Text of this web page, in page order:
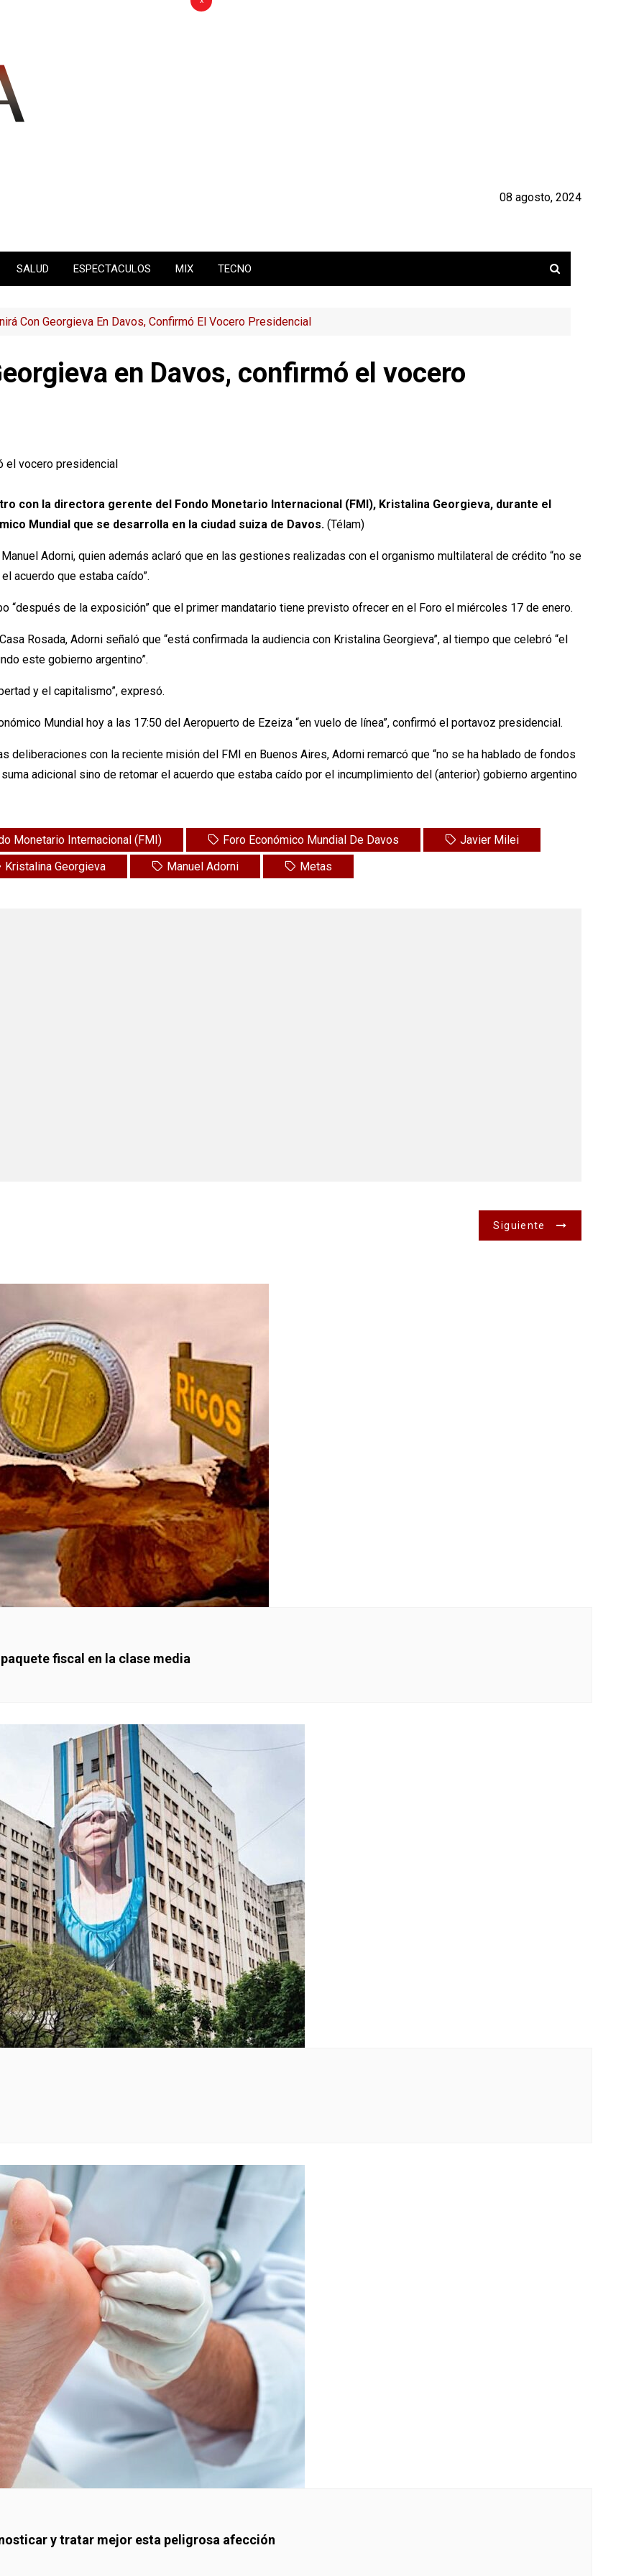
08 agosto, 2024
SALUD ESPECTACULOS MIX TECNO
Con Georgieva En Davos, Confirmó El Vocero Presidencial
en Davos, confirmó el vocero
con la directora gerente del Fondo Monetario Internacional (FMI), Kristalina Georgieva, durante el
Mundial que se desarrolla en la ciudad suiza de Davos. (Télam)
Adorni, quien además aclaró que en las gestiones realizadas con el organismo multilateral de crédito “no se
acuerdo que estaba caído”.
“después de la exposición” que el primer mandatario tiene previsto ofrecer en el Foro el miércoles 17 de enero.
Rosada, Adorni señaló que “está confirmada la audiencia con Kristalina Georgieva”, al tiempo que celebró “el
este gobierno argentino”.
y el capitalismo”, expresó.
Mundial hoy a las 17:50 del Aeropuerto de Ezeiza “en vuelo de línea”, confirmó el portavoz presidencial.
con la reciente misión del FMI en Buenos Aires, Adorni remarcó que “no se ha hablado de fondos
adicional sino de retomar el acuerdo que estaba caído por el incumplimiento del (anterior) gobierno argentino
Monetario Internacional (FMI) Foro Económico Mundial De Davos
Javier Milei
Kristalina Georgieva
Manuel Adorni Metas
Siguiente
fiscal en la clase media
y tratar mejor esta peligrosa afección